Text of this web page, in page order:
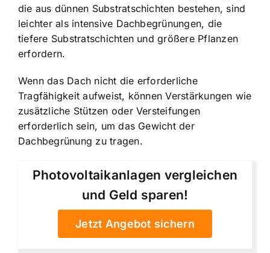
die aus dünnen Substratschichten bestehen, sind
leichter als intensive Dachbegrünungen, die
tiefere Substratschichten und größere Pflanzen
erfordern.
Wenn das Dach nicht die erforderliche
Tragfähigkeit aufweist, können Verstärkungen wie
zusätzliche Stützen oder Versteifungen
erforderlich sein, um das Gewicht der
Dachbegrünung zu tragen.
Photovoltaikanlagen vergleichen
und Geld sparen!
Jetzt Angebot sichern